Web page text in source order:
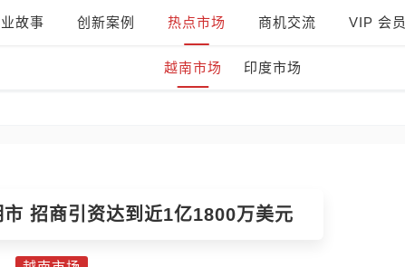
故事 创新案例 热点市场 商机交流 VIP 会员
越南市场 印度市场
招商引资达到近1亿1800万美元